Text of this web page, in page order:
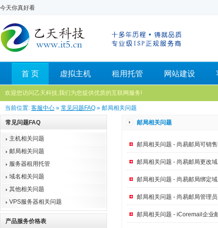
今天你真好看
首 页 虚拟主机 租用托管 网站建设
欢迎您访问乙天科技,我们为您提供优质的互联网服务!
当前位置: 客服中心 » 常见问题FAQ » 邮局相关问题
常见问题FAQ
主机相关问题
邮局相关问题
服务器租用托管
域名相关问题
其他相关问题
VPS服务器相关问题
产品服务价格表
邮局相关问题
邮局相关问题 - 尚易邮局可销
邮局相关问题 - 尚易邮局更改
邮局相关问题 - 尚易邮局绑定
邮局相关问题 - 尚易邮局管理
邮局相关问题 - iCoremail企业